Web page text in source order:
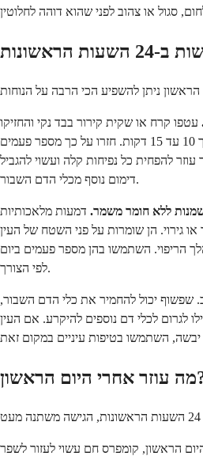
עטפו קרח או שקית קירור בבד נקי והחזיקו
אותו מעל העפעף הסגור למשך 10 עד 15 דקות. חזרו על כך מספר פעמים
להפחית כל נפיחות קלה ועשוי להגביל
דימום נוסף מכלי הדם השבור.
ללא חומר משמר. דמעות מלאכותיות
או גירוי. הן שומרות על פני השטח של העין
הריפוי. השתמשו בהן מספר פעמים ביום
לפי הצורך.
שפשוף יכול להחמיר את כלי הדם השבור,
לגרום לכלי דם נוספים להיקרע. אם העין
הראשון?
הראשון, קומפרס חם עשוי לעזור לשפר